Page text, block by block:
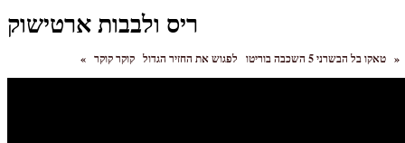
ריס ולבבות ארטישוק
« טאקו בל הבשרני 5 השכבה בוריטו לפגוש את החזיר הגדול קוקר קוקר»